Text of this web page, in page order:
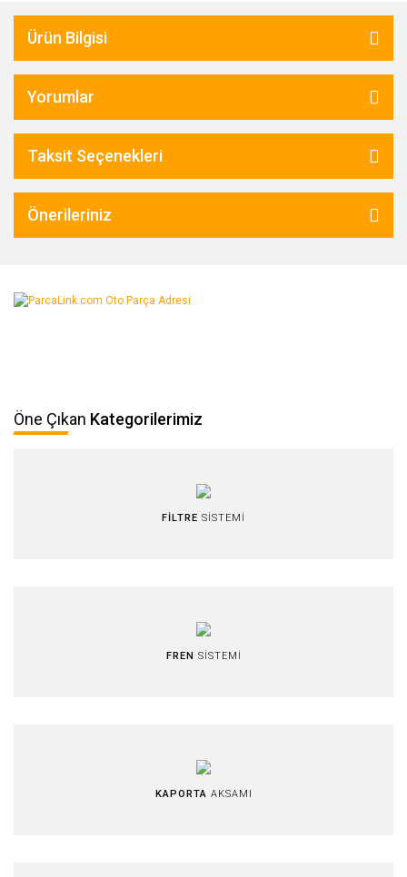
Ürün Bilgisi
Yorumlar
Taksit Seçenekleri
Önerileriniz
Öne Çıkan Kategorilerimiz
FİLTRE SİSTEMİ
FREN SİSTEMİ
KAPORTA AKSAMI